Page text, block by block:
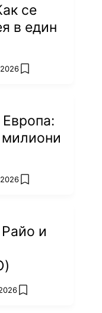
се
в един
add favorites
add favorites
и
add favorites